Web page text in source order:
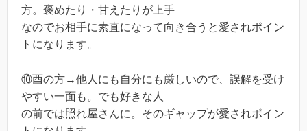
方。褒めたり・甘えたりが上手
なのでお相手に素直になって向き合うと愛されポイン
トになります。
⑩酉の方→他人にも自分にも厳しいので、誤解を受け
やすい一面も。でも好きな人
の前では照れ屋さんに。そのギャップが愛されポイン